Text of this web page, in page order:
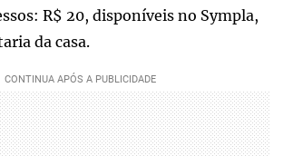
R$ 20, disponíveis no Sympla,
da casa.